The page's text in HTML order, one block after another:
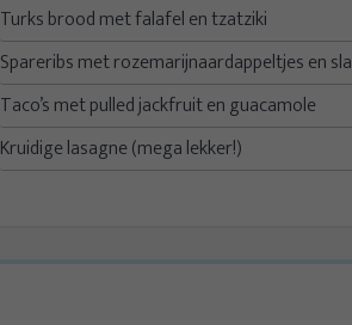
Turks brood met falafel en tzatziki
Spareribs met rozemarijnaardappeltjes en sla
Taco’s met pulled jackfruit en guacamole
Kruidige lasagne (mega lekker!)